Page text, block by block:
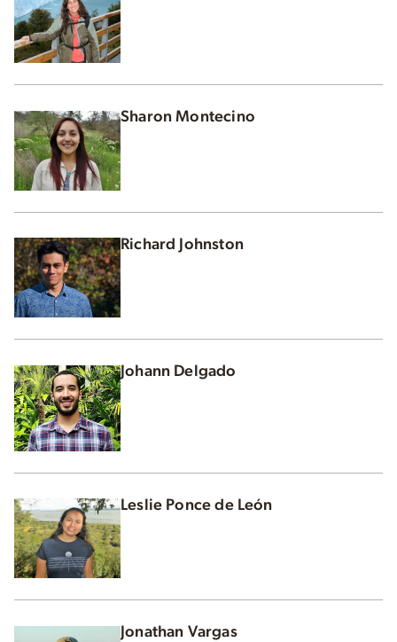
Sharon Montecino
Richard Johnston
Johann Delgado
Leslie Ponce de León
Jonathan Vargas